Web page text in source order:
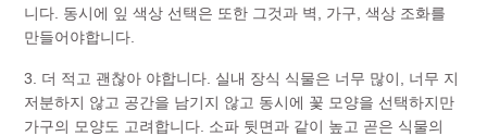
니다. 동시에 잎 색상 선택은 또한 그것과 벽, 가구, 색상 조화를
만들어야합니다.
3. 더 적고 괜찮아 야합니다. 실내 장식 식물은 너무 많이, 너무 지
저분하지 않고 공간을 남기지 않고 동시에 꽃 모양을 선택하지만
가구의 모양도 고려합니다. 소파 뒷면과 같이 높고 곧은 식물의